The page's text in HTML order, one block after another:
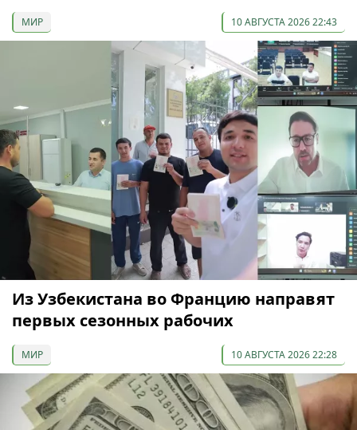
МИР 10 АВГУСТА 2026 22:43
Из Узбекистана во Францию направят
первых сезонных рабочих
МИР 10 АВГУСТА 2026 22:28